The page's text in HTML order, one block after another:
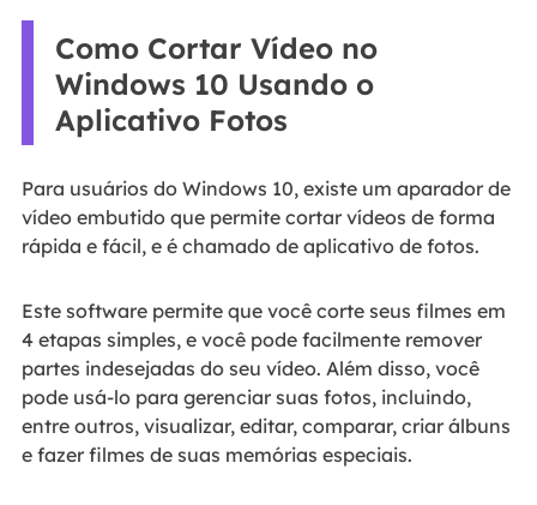
Como Cortar Vídeo no
Windows 10 Usando o
Aplicativo Fotos
Para usuários do Windows 10, existe um aparador de
vídeo embutido que permite cortar vídeos de forma
rápida e fácil, e é chamado de aplicativo de fotos.
Este software permite que você corte seus filmes em
4 etapas simples, e você pode facilmente remover
partes indesejadas do seu vídeo. Além disso, você
pode usá-lo para gerenciar suas fotos, incluindo,
entre outros, visualizar, editar, comparar, criar álbuns
e fazer filmes de suas memórias especiais.